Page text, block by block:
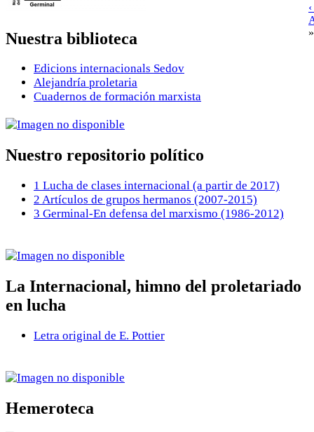
Nuestra biblioteca
Edicions internacionals Sedov
Alejandría proletaria
Cuadernos de formación marxista
Nuestro repositorio político
1 Lucha de clases internacional (a partir de 2017)
2 Artículos de grupos hermanos (2007-2015)
3 Germinal-En defensa del marxismo (1986-2012)
La Internacional, himno del proletariado
en lucha
Letra original de E. Pottier
Hemeroteca
»